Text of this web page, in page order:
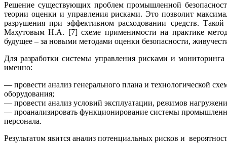
Решение существующих проблем промышленной
теории оценки и управления рисками. Это позволит
разрушения при эффективном расходовании средств.
Махутовым Н.А. [7] схеме применимости на практике
будущее – за новыми методами оценки безопасности,
Для разработки системы управления рисками и
именно:
— провести анализ генерального плана и технологической
оборудования;
— провести анализ условий эксплуатации, режимов
— проанализировать функционирование системы
персонала.
Результатом явится анализ потенциальных рисков и